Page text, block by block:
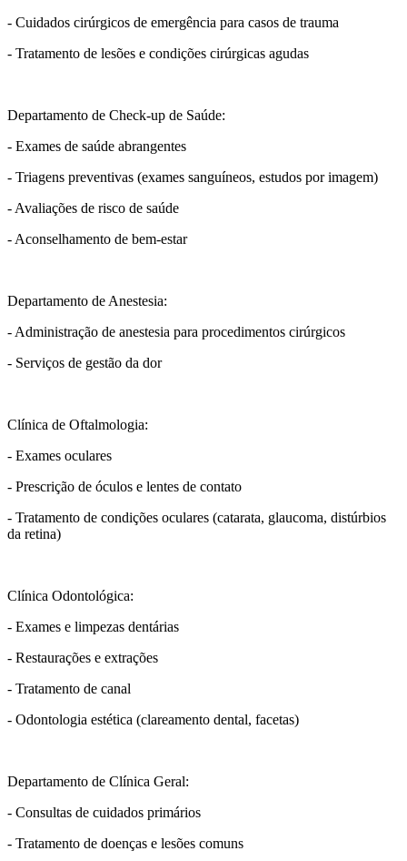
- Cuidados cirúrgicos de emergência para casos de trauma
- Tratamento de lesões e condições cirúrgicas agudas
Departamento de Check-up de Saúde:
- Exames de saúde abrangentes
- Triagens preventivas (exames sanguíneos, estudos por imagem)
- Avaliações de risco de saúde
- Aconselhamento de bem-estar
Departamento de Anestesia:
- Administração de anestesia para procedimentos cirúrgicos
- Serviços de gestão da dor
Clínica de Oftalmologia:
- Exames oculares
- Prescrição de óculos e lentes de contato
- Tratamento de condições oculares (catarata, glaucoma, distúrbios
da retina)
Clínica Odontológica:
- Exames e limpezas dentárias
- Restaurações e extrações
- Tratamento de canal
- Odontologia estética (clareamento dental, facetas)
Departamento de Clínica Geral:
- Consultas de cuidados primários
- Tratamento de doenças e lesões comuns